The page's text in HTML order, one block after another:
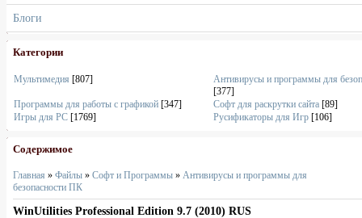
Блоги
Категории
Мультимедия [807]
Антивирусы и программы для
[377]
Программы для работы с графикой [347] Софт для раскрутки сайта [89]
Игры для PC [1769] Русификаторы для Игр [106]
Содержимое
Главная » Файлы » Софт и Программы » Антивирусы и программы для
безопасности ПК
WinUtilities Professional Edition 9.7 (2010) RUS